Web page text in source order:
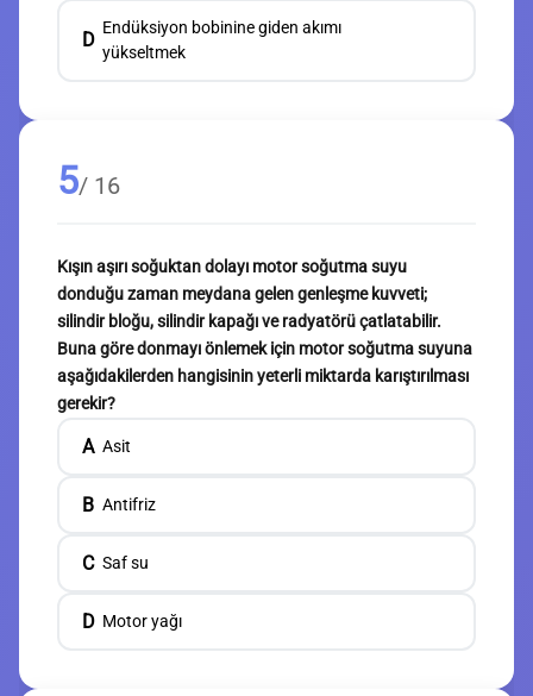
D
Endüksiyon bobinine giden akımı
yükseltmek
5/ 16
Kışın aşırı soğuktan dolayı motor soğutma suyu
donduğu zaman meydana gelen genleşme kuvveti;
silindir bloğu, silindir kapağı ve radyatörü çatlatabilir.
Buna göre donmayı önlemek için motor soğutma suyuna
aşağıdakilerden hangisinin yeterli miktarda karıştırılması
gerekir?
A Asit
B Antifriz
C Saf su
D Motor yağı